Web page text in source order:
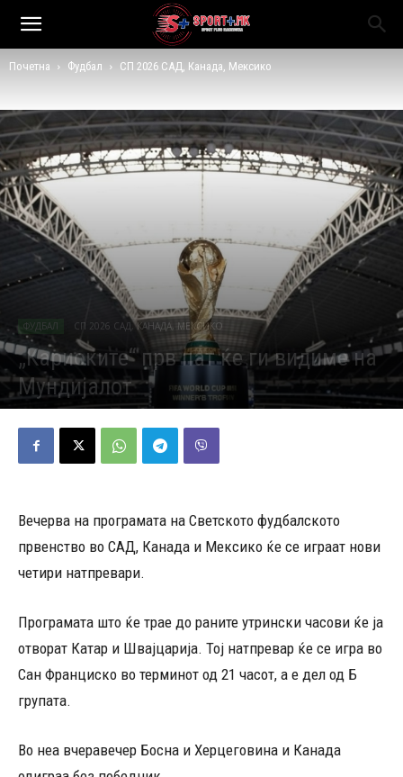
Почетна Фудбал СП 2026 САД, Канада, Мексико
ФУДБАЛ СП 2026 САД, КАНАДА, МЕКСИКО
„Кариоките“ прв пат ќе ги видиме на
Мундијалот
Вечерва на програмата на Светското фудбалското
првенство во САД, Канада и Мексико ќе се играат нови
четири натпревари.
Програмата што ќе трае до раните утрински часови ќе ја
отворат Катар и Швајцарија. Тој натпревар ќе се игра во
Сан Франциско во терминот од 21 часот, а е дел од Б
групата.
Во неа вчеравечер Босна и Херцеговина и Канада